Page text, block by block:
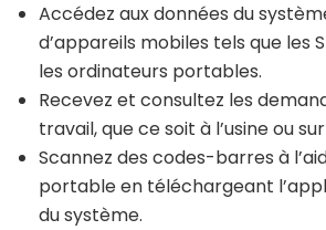
Accédez aux données du
d’appareils mobiles tels que les
les ordinateurs portables.
Recevez et consultez les
travail, que ce soit à l’usine ou
Scannez des codes-barres à
portable en téléchargeant
du système.